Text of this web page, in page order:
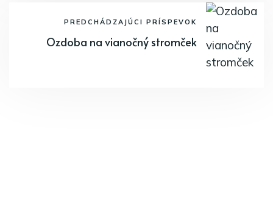
PREDCHÁDZAJÚCI PRÍSPEVOK
Ozdoba na vianočný stromček